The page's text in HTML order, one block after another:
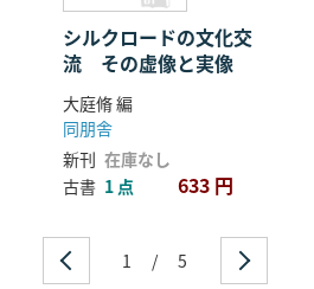
シルクロードの文化交
流 その虚像と実像
大庭脩 編
同朋舎
新刊 在庫なし
古書 1 点 633 円
1 / 5